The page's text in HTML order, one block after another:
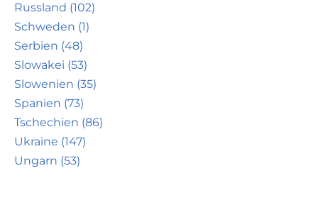
Russland (102)
Schweden (1)
Serbien (48)
Slowakei (53)
Slowenien (35)
Spanien (73)
Tschechien (86)
Ukraine (147)
Ungarn (53)